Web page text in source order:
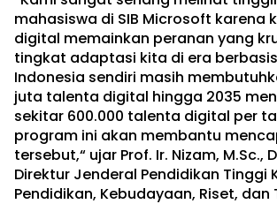
mahasiswa di SIB Microsoft karena
digital memainkan peranan yang
tingkat adaptasi kita di era
Indonesia sendiri masih
juta talenta digital hingga 2035
sekitar 600.000 talenta digital per
program ini akan membantu
tersebut,“ ujar Prof. Ir. Nizam, M.Sc.,
Direktur Jenderal Pendidikan Tinggi
Pendidikan, Kebudayaan, Riset, dan